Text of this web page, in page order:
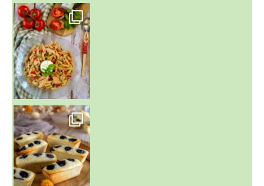
~ SALADE DE PÂTES AUX DEUX TOMATES THON ET BURRA
~ FINANCIERS MYRTILLES ET CITRON ~
Aujourd'hu